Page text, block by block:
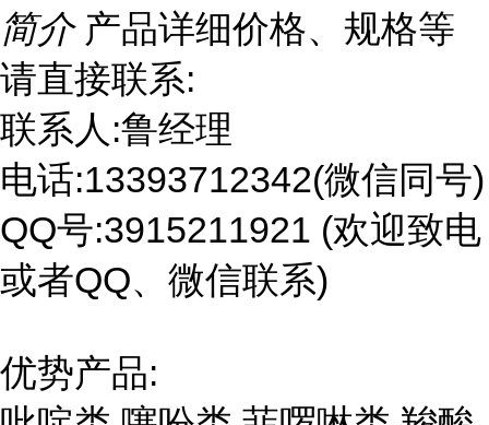
简介 产品详细价格、规格等
请直接联系:
联系人:鲁经理
电话:13393712342(微信同号)
QQ号:3915211921 (欢迎致电
或者QQ、微信联系)
优势产品: